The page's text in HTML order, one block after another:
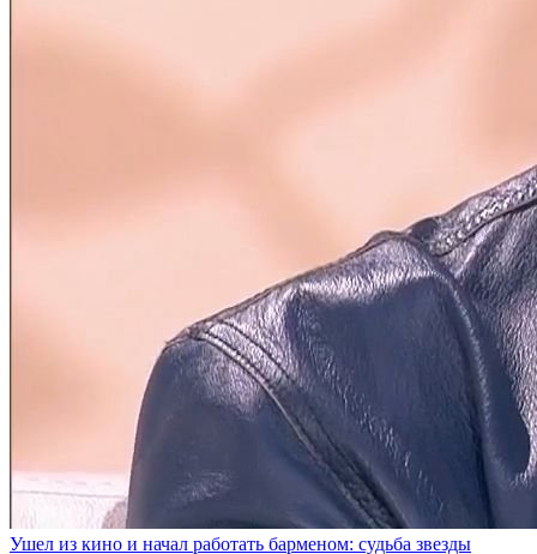
Ушел из кино и начал работать барменом: судьба звезды